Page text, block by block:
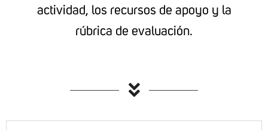
actividad, los recursos de apoyo y la
rúbrica de evaluación.